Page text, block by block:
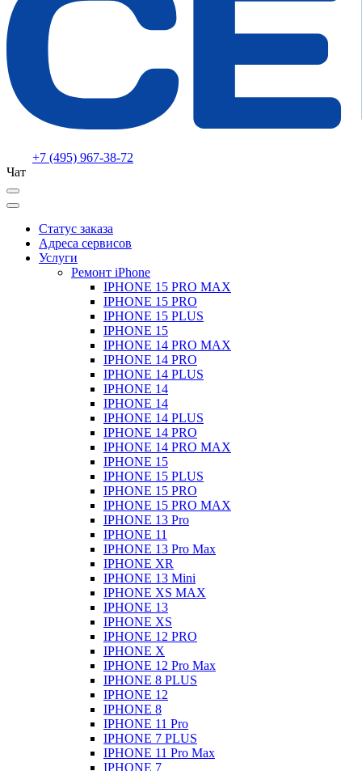
+7 (495) 967-38-72
Чат
Статус заказа
Адреса сервисов
Услуги
Ремонт iPhone
IPHONE 15 PRO MAX
IPHONE 15 PRO
IPHONE 15 PLUS
IPHONE 15
IPHONE 14 PRO MAX
IPHONE 14 PRO
IPHONE 14 PLUS
IPHONE 14
IPHONE 14
IPHONE 14 PLUS
IPHONE 14 PRO
IPHONE 14 PRO MAX
IPHONE 15
IPHONE 15 PLUS
IPHONE 15 PRO
IPHONE 15 PRO MAX
IPHONE 13 Pro
IPHONE 11
IPHONE 13 Pro Max
IPHONE XR
IPHONE 13 Mini
IPHONE XS MAX
IPHONE 13
IPHONE XS
IPHONE 12 PRO
IPHONE X
IPHONE 12 Pro Max
IPHONE 8 PLUS
IPHONE 12
IPHONE 8
IPHONE 11 Pro
IPHONE 7 PLUS
IPHONE 11 Pro Max
IPHONE 7